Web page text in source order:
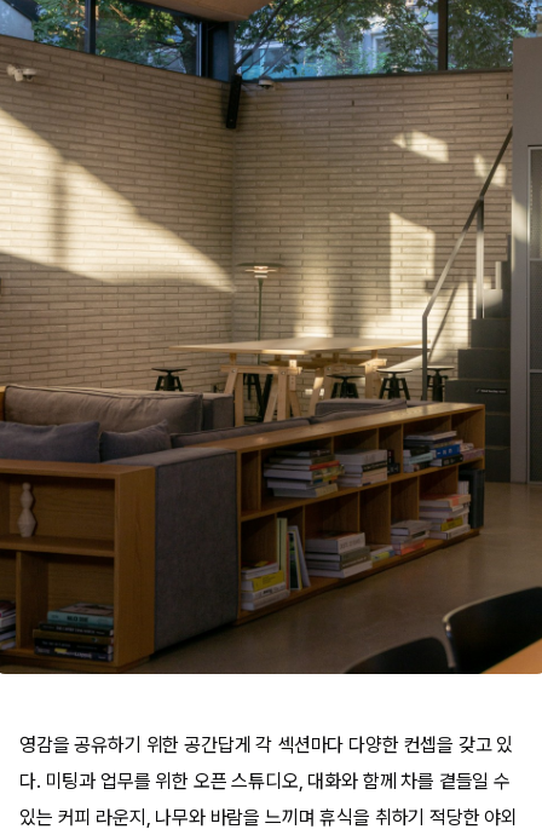
영감을 공유하기 위한 공간답게 각 섹션마다 다양한 컨셉을 갖고 있
다. 미팅과 업무를 위한 오픈 스튜디오, 대화와 함께 차를 곁들일 수
있는 커피 라운지, 나무와 바람을 느끼며 휴식을 취하기 적당한 야외